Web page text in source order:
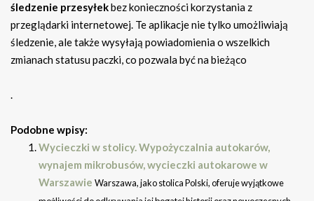
śledzenie przesyłekbez konieczności korzystania z
przeglądarki internetowej. Te aplikacje nie tylko umożliwiają
śledzenie, ale także wysyłają powiadomienia o wszelkich
zmianach statusu paczki, co pozwala być na bieżąco
.
Podobne wpisy:
Wycieczki w stolicy. Wypożyczalnia autokarów,
wynajem mikrobusów, wycieczki autokarowe w
Warszawie Warszawa, jako stolica Polski, oferuje wyjątkowe